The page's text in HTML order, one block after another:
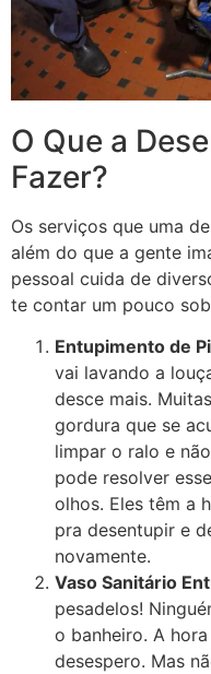
O Que a
Fazer?
Os serviços que uma
além do que a gente
pessoal cuida de
te contar um pouco
Entupimento de
vai lavando a
desce mais.
gordura que se
limpar o ralo e
pode resolver
olhos. Eles têm a
pra desentupir e
novamente.
Vaso Sanitário
pesadelos!
o banheiro. A
desespero. Mas